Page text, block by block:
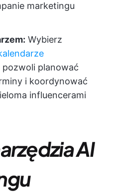
marketingu
Wybierz
pozwoli planować
i koordynować
influencerami
AI